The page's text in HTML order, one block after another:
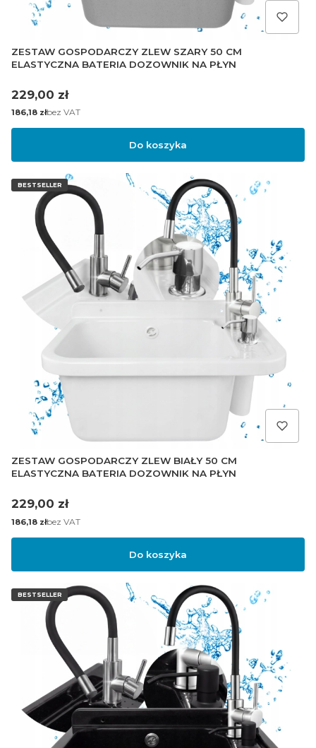
ZESTAW GOSPODARCZY ZLEW SZARY 50 CM
ELASTYCZNA BATERIA DOZOWNIK NA PŁYN
Cena
229,00 zł
Cena
186,18 złbez VAT
Do koszyka
BESTSELLER
ZESTAW GOSPODARCZY ZLEW BIAŁY 50 CM
ELASTYCZNA BATERIA DOZOWNIK NA PŁYN
Cena
229,00 zł
Cena
186,18 złbez VAT
Do koszyka
BESTSELLER